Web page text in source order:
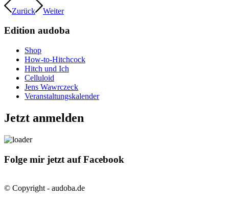
Zurück Weiter
Edition audoba
Shop
How-to-Hitchcock
Hitch und Ich
Celluloid
Jens Wawrczeck
Veranstaltungskalender
Jetzt anmelden
Folge mir jetzt auf Facebook
© Copyright - audoba.de